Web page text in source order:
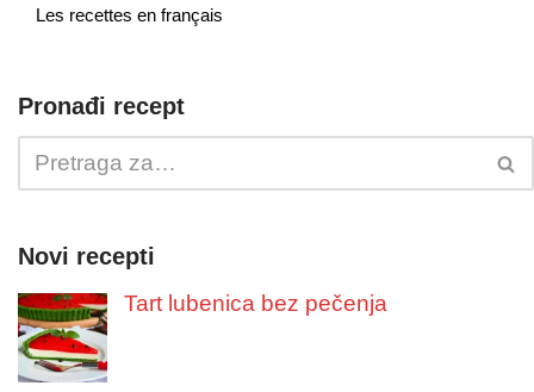
Les recettes en français
Pronađi recept
Novi recepti
Tart lubenica bez pečenja